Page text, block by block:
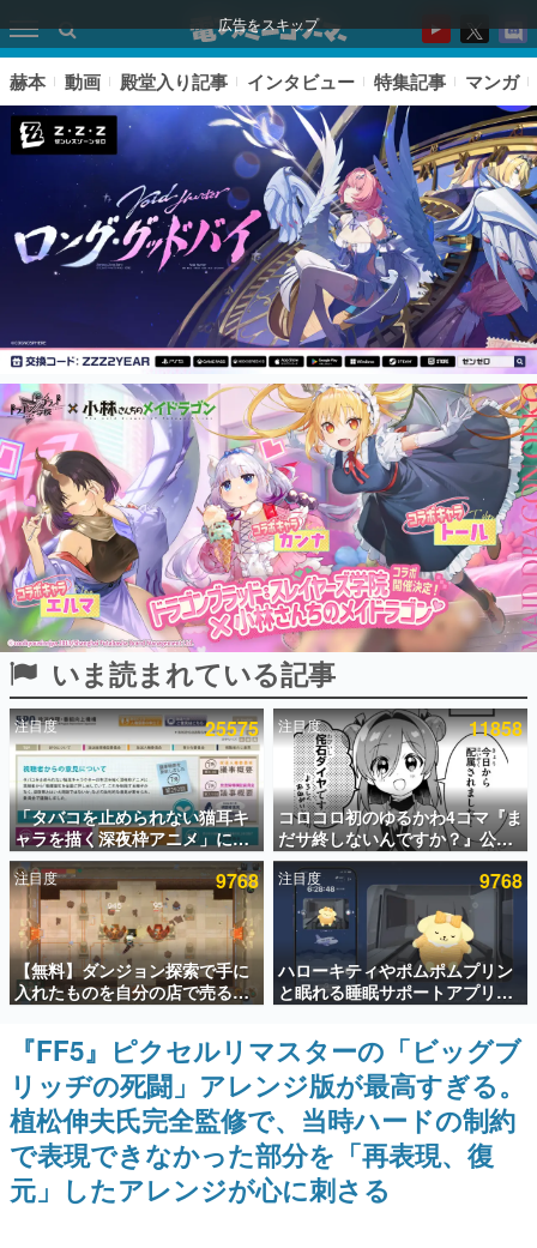
広告をスキップ
ピックアップ
電ファミのいま読まれている記事ランキング
アプリセール情報
インタビュー
連載・特集一覧
殿堂入り記事
SNS拡散数が数千以上！ ページビュー数万以上！ などな
ど。多くの人々に読まれた、電ファミ渾身の“殿堂入り”記
事をまとめました。
ゲームの企画書
名作ゲームクリエイターの方々に製作時のエピソードをお
聞きし、ヒットする企画（ゲーム）とは何か？を探ってい
きます。
赫本
この物語を解いてはいけない。『赫本』は、〈試験問題〉
の形をした短編ホラー小説集です。
新世代に訊く
これからのデジタルゲーム市場を担う若きクリエイター達
の姿を追い、彼らのルーツと情熱を探っていきます。
ゲーム世代の作家たち
ゲームに多大な影響を受けた作家さんに取材し、ゲームが
日本のコンテンツ産業やカルチャーに与えた影響を探る企
画です。
日本モバイルゲーム産業史
日本のモバイルゲーム史における主要なトピック・タイト
ルを網羅するほか、開発者へのインタビューや識者による
解説を掲載。約20年の歴史が一望できる決定版！
赫本 動画 殿堂入り記事 インタビュー 特集記事 マンガ
いま読まれている記事
注目度 25575
「タバコを止められない猫耳キ
ャラを描く深夜枠アニメ」に視
聴者の一部から批判意見。違法
薬物の使用と思わしき描写も含
めて、BPOが議論を交わす
注目度 11858
コロコロ初のゆるかわ4コマ『ま
だサ終しないんですか？』公開
スタート。主人公は新入社員の
侘石ダイヤ、ゲーム会社を舞台
にトラブルへ対応する社員たち
を描く
注目度 9768
【無料】ダンジョン探索で手に
入れたものを自分の店で売るゲ
ーム『Moonlighter』がSteam
にて無料配布中！続編
『Moonlighter 2』の9月2日正
式リリースを記念したキャンペ
ーン
注目度 9768
ハローキティやポムポムプリン
と眠れる睡眠サポートアプリ
『ゆめたび』が配信中。キャラ
ごとのASMRや目覚ましアラー
ムも搭載
『FF5』ピクセルリマスターの「ビッグブ
リッヂの死闘」アレンジ版が最高すぎる。
植松伸夫氏完全監修で、当時ハードの制約
で表現できなかった部分を「再表現、復
元」したアレンジが心に刺さる